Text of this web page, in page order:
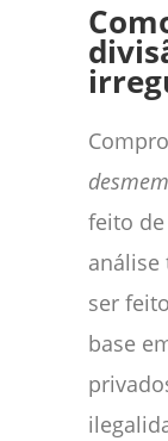
feito
análise
ser
base